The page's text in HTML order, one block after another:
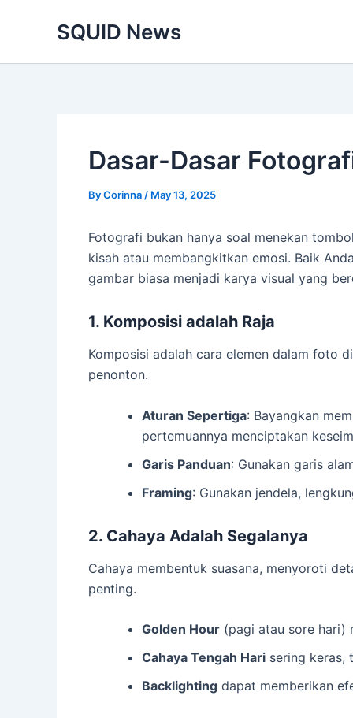
SQUID News
Dasar-Dasar
ByCorinna / May 13, 2025
Fotografi bukan hanya soal menekan
kisah atau membangkitkan emosi. Baik
gambar biasa menjadi karya visual yang
1. Komposisi adalah Raja
Komposisi adalah cara elemen dalam foto
penonton.
Aturan Sepertiga: Bayangkan
pertemuannya menciptakan
Garis Panduan: Gunakan garis
Framing: Gunakan jendela,
2. Cahaya Adalah Segalanya
Cahaya membentuk suasana, menyoroti
penting.
Golden Hour (pagi atau sore hari)
Cahaya Tengah Hari sering keras,
Backlighting dapat memberikan